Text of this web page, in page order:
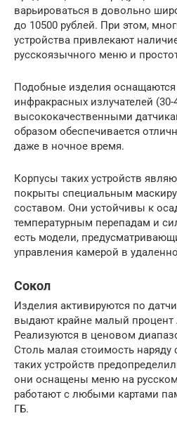
варьироваться в довольно
до 10500 рублей. При этом,
устройства привлекают
русскоязычного меню и
Подобные изделия
инфракрасных излучателей (30-
высококачественными
образом обеспечивается
даже в ночное время.
Корпусы таких устройств
покрыты специальным
составом. Они устойчивы к
температурным перепадам и
есть модели,
управления камерой в
Сокол
Изделия активируются по
выдают крайне малый
Реализуются в ценовом
Столь малая стоимость
таких устройств
они оснащены меню на русском
работают с любыми картами
ГБ.